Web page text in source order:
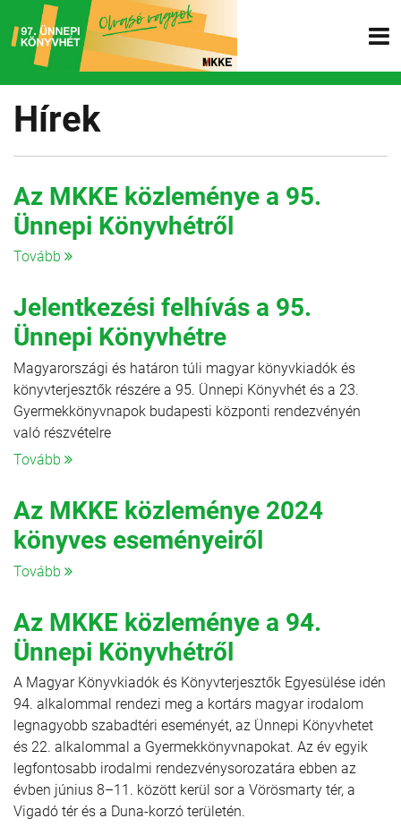
Hírek
Az MKKE közleménye a 95.
Ünnepi Könyvhétről
Tovább
Jelentkezési felhívás a 95.
Ünnepi Könyvhétre
Magyarországi és határon túli magyar könyvkiadók és
könyvterjesztők részére a 95. Ünnepi Könyvhét és a 23.
Gyermekkönyvnapok budapesti központi rendezvényén
való részvételre
Tovább
Az MKKE közleménye 2024
könyves eseményeiről
Tovább
Az MKKE közleménye a 94.
Ünnepi Könyvhétről
A Magyar Könyvkiadók és Könyvterjesztők Egyesülése idén
94. alkalommal rendezi meg a kortárs magyar irodalom
legnagyobb szabadtéri eseményét, az Ünnepi Könyvhetet
és 22. alkalommal a Gyermekkönyvnapokat. Az év egyik
legfontosabb irodalmi rendezvénysorozatára ebben az
évben június 8–11. között kerül sor a Vörösmarty tér, a
Vigadó tér és a Duna-korzó területén.